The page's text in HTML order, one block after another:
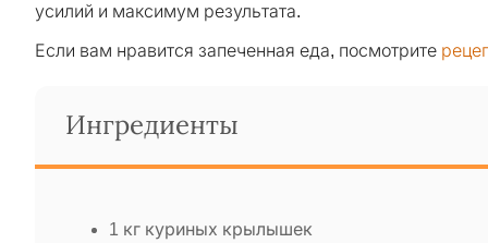
усилий и максимум результата.
Если вам нравится запеченная еда, посмотрите
Ингредиенты
1 кг куриных крылышек